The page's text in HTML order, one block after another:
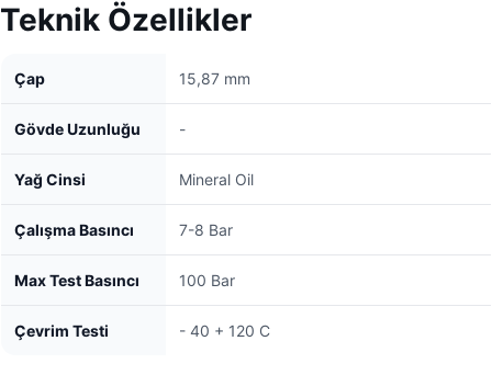
Teknik Özellikler
Çap 15,87 mm
Gövde Uzunluğu -
Yağ Cinsi Mineral Oil
Çalışma Basıncı 7-8 Bar
Max Test Basıncı 100 Bar
Çevrim Testi - 40 + 120 C